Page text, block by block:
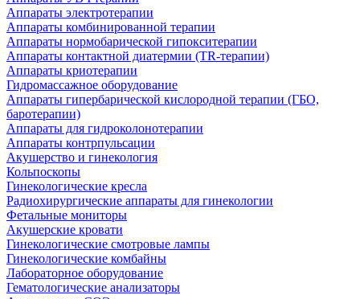
Аппараты электротерапии
Аппараты комбинированной терапии
Аппараты нормобарической гипокситерапии
Аппараты контактной диатермии (TR-терапии)
Аппараты криотерапии
Гидромассажное оборудование
Аппараты гипербарической кислородной терапии (ГБО,
баротерапии)
Аппараты для гидроколонотерапии
Аппараты контрпульсации
Акушерство и гинекология
Кольпоскопы
Гинекологические кресла
Радиохирургические аппараты для гинекологии
Фетальные мониторы
Акушерские кровати
Гинекологические смотровые лампы
Гинекологические комбайны
Лабораторное оборудование
Гематологические анализаторы